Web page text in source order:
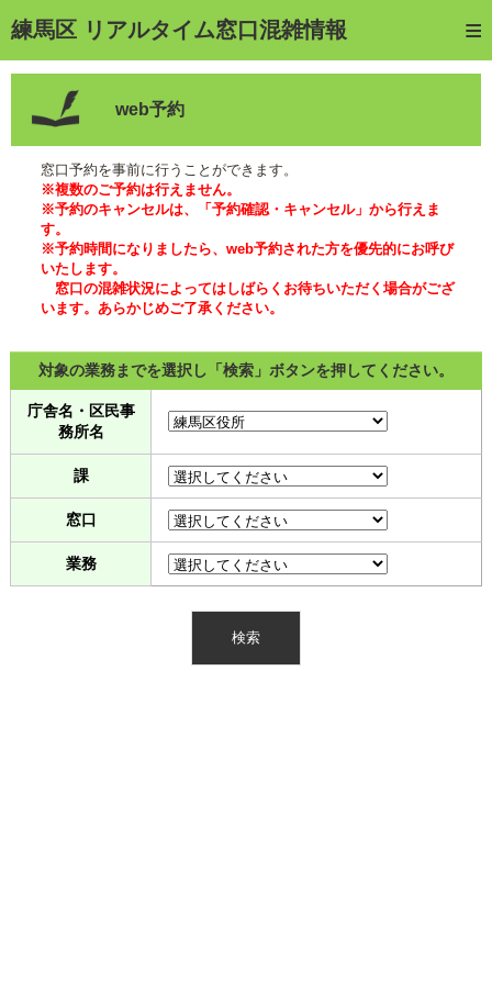
練馬区 リアルタイム窓口混雑情報
トップページ
web予約
予約確認・キャンセル
窓口混雑状況
待ち状況確認
交付状況確認
混雑予想カレンダー
web予約
窓口予約を事前に行うことができます。
※複数のご予約は行えません。
※予約のキャンセルは、「予約確認・キャンセル」から行えま
す。
※予約時間になりましたら、web予約された方を優先的にお呼び
いたします。
窓口の混雑状況によってはしばらくお待ちいただく場合がござ
います。あらかじめご了承ください。
対象の業務までを選択し「検索」ボタンを押してください。
庁舎名・区民事
務所名
課
窓口
業務